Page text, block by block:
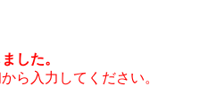
した。
ら入力してください。